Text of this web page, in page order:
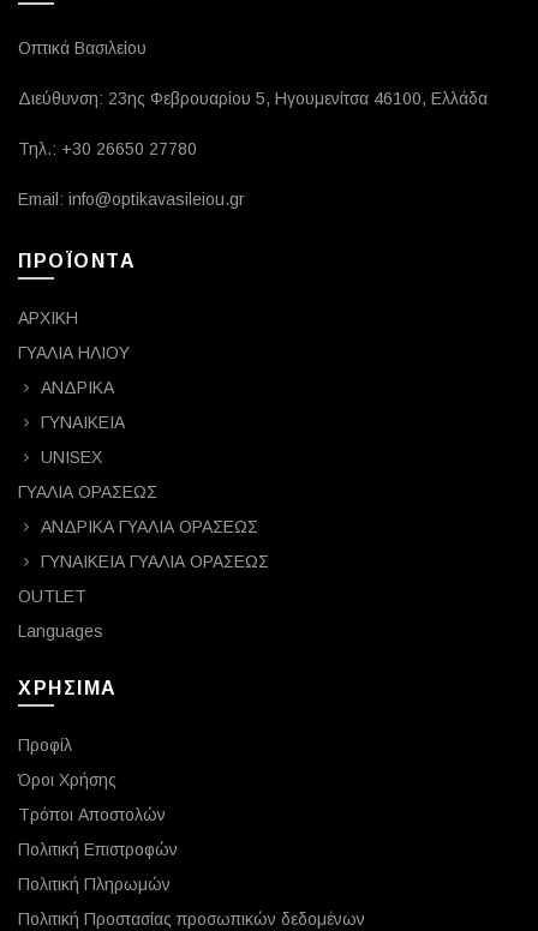
Οπτικά Βασιλείου
Διεύθυνση: 23ης Φεβρουαρίου 5, Ηγουμενίτσα 46100, Ελλάδα
Τηλ.: +30 26650 27780
Email: info@optikavasileiou.gr
ΠΡΟΪΟΝΤΑ
ΑΡΧΙΚΗ
ΓΥΑΛΙΑ ΗΛΙΟΥ
ΑΝΔΡΙΚΑ
ΓΥΝΑΙΚΕΙΑ
UNISEX
ΓΥΑΛΙΑ ΟΡΑΣΕΩΣ
ΑΝΔΡΙΚΑ ΓΥΑΛΙΑ ΟΡΑΣΕΩΣ
ΓΥΝΑΙΚΕΙΑ ΓΥΑΛΙΑ ΟΡΑΣΕΩΣ
OUTLET
Languages
ΧΡΗΣΙΜΑ
Προφίλ
Όροι Χρήσης
Τρόποι Αποστολών
Πολιτική Επιστροφών
Πολιτική Πληρωμών
Πολιτική Προστασίας προσωπικών δεδομένων